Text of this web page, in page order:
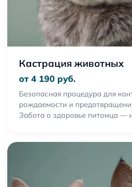
Кастрация животных
от 4 190 руб.
Безопасная процедура для
рождаемости и
Забота о здоровье